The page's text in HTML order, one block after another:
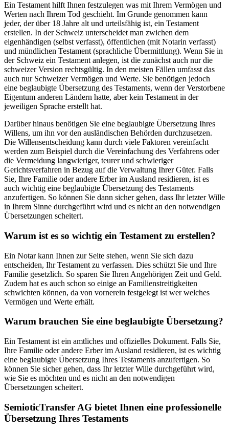
Ein Testament hilft Ihnen festzulegen was mit Ihrem Vermögen und
Werten nach Ihrem Tod geschieht. Im Grunde genommen kann
jeder, der über 18 Jahre alt und urteilsfähig ist, ein Testament
erstellen. In der Schweiz unterscheidet man zwichen dem
eigenhändigen (selbst verfasst), öffentlichen (mit Notarin verfasst)
und mündlichen Testament (sprachliche Übermittlung). Wenn Sie in
der Schweiz ein Testament anlegen, ist die zunächst auch nur die
schweizer Version rechtsgültig. In den meisten Fällen umfasst das
auch nur Schweizer Vermögen und Werte. Sie benötigen jedoch
eine beglaubigte Übersetzung des Testaments, wenn der Verstorbene
Eigentum anderen Ländern hatte, aber kein Testament in der
jeweiligen Sprache erstellt hat.
Darüber hinaus benötigen Sie eine beglaubigte Übersetzung Ihres
Willens, um ihn vor den ausländischen Behörden durchzusetzen.
Die Willensentscheidung kann durch viele Faktoren vereinfacht
werden zum Beispiel durch die Vereinfachung des Verfahrens oder
die Vermeidung langwieriger, teurer und schwieriger
Gerichtsverfahren in Bezug auf die Verwaltung Ihrer Güter. Falls
Sie, Ihre Familie oder andere Erber im Ausland residieren, ist es
auch wichtig eine beglaubigte Übersetzung des Testaments
anzufertigen. So können Sie dann sicher gehen, dass Ihr letzter Wille
in Ihrem Sinne durchgeführt wird und es nicht an den notwendigen
Übersetzungen scheitert.
Warum ist es so wichtig ein Testament zu erstellen?
Ein Notar kann Ihnen zur Seite stehen, wenn Sie sich dazu
entscheiden, Ihr Testament zu verfassen. Dies schützt Sie und Ihre
Familie gesetzlich. So sparen Sie Ihren Angehörigen Zeit und Geld.
Zudem hat es auch schon so einige an Familienstreitigkeiten
schwichten können, da von vornerein festgelegt ist wer welches
Vermögen und Werte erhält.
Warum brauchen Sie eine beglaubigte Übersetzung?
Ein Testament ist ein amtliches und offizielles Dokument. Falls Sie,
Ihre Familie oder andere Erber im Ausland residieren, ist es wichtig
eine beglaubigte Übersetzung Ihres Testaments anzufertigen. So
können Sie sicher gehen, dass Ihr letzter Wille durchgeführt wird,
wie Sie es möchten und es nicht an den notwendigen
Übersetzungen scheitert.
SemioticTransfer AG bietet Ihnen eine professionelle
Übersetzung Ihres Testaments